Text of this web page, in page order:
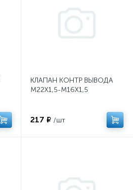
КЛАПАН КОНТР ВЫВОДА
M22X1,5-M16X1,5
217 ₽ /шт